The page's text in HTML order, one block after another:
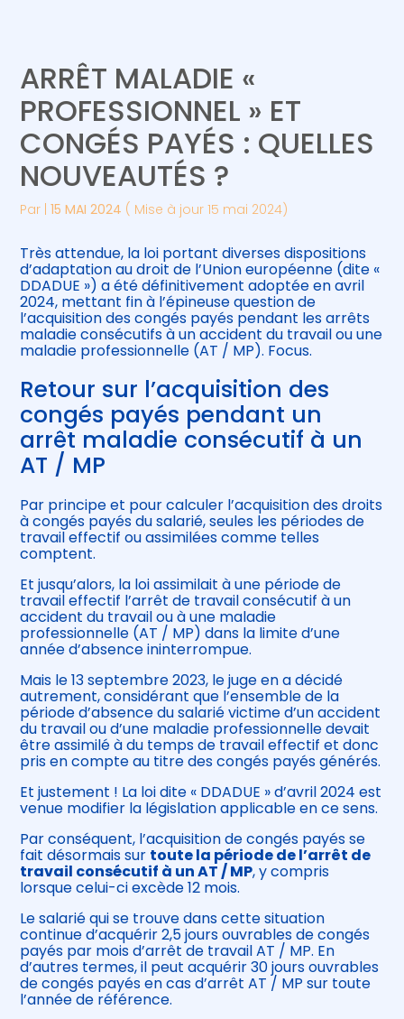
Gérer votre quotidien
Piloter votre entreprise
Développer votre entreprise
Être prêt pour la facturation
électronique
Suivre votre comptabilité
Gérer vos ressources humaines
ARRÊT MALADIE «
PROFESSIONNEL » ET
CONGÉS PAYÉS : QUELLES
NOUVEAUTÉS ?
Par |15 MAI 2024 ( Mise à jour 15 mai 2024)
Très attendue, la loi portant diverses dispositions
d’adaptation au droit de l’Union européenne (dite «
DDADUE ») a été définitivement adoptée en avril
2024, mettant fin à l’épineuse question de
l’acquisition des congés payés pendant les arrêts
maladie consécutifs à un accident du travail ou une
maladie professionnelle (AT / MP). Focus.
Retour sur l’acquisition des
congés payés pendant un
arrêt maladie consécutif à un
AT / MP
Par principe et pour calculer l’acquisition des droits
à congés payés du salarié, seules les périodes de
travail effectif ou assimilées comme telles
comptent.
Et jusqu’alors, la loi assimilait à une période de
travail effectif l’arrêt de travail consécutif à un
accident du travail ou à une maladie
professionnelle (AT / MP) dans la limite d’une
année d’absence ininterrompue.
Mais le 13 septembre 2023, le juge en a décidé
autrement, considérant que l’ensemble de la
période d’absence du salarié victime d’un accident
du travail ou d’une maladie professionnelle devait
être assimilé à du temps de travail effectif et donc
pris en compte au titre des congés payés générés.
Et justement ! La loi dite « DDADUE » d’avril 2024 est
venue modifier la législation applicable en ce sens.
Par conséquent, l’acquisition de congés payés se
fait désormais sur toute la période de l’arrêt de
travail consécutif à un AT / MP, y compris
lorsque celui-ci excède 12 mois.
Le salarié qui se trouve dans cette situation
continue d’acquérir 2,5 jours ouvrables de congés
payés par mois d’arrêt de travail AT / MP. En
d’autres termes, il peut acquérir 30 jours ouvrables
de congés payés en cas d’arrêt AT / MP sur toute
l’année de référence.